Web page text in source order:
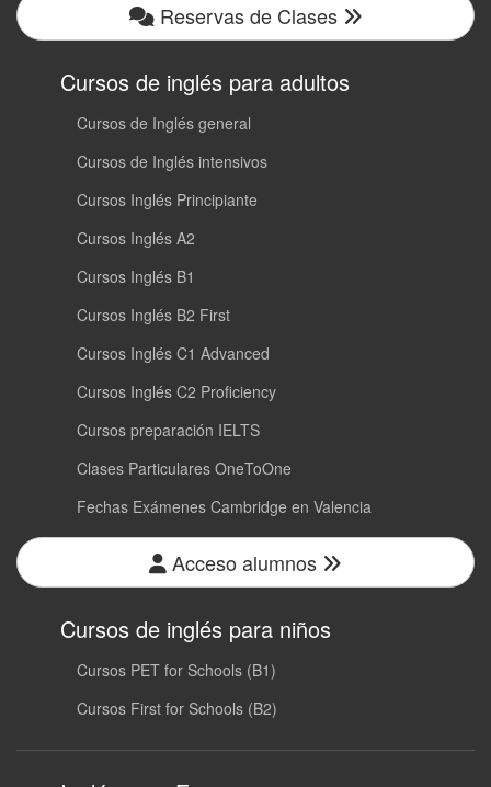
Reservas de Clases
Cursos de inglés para adultos
Cursos de Inglés general
Cursos de Inglés intensivos
Cursos Inglés Principiante
Cursos Inglés A2
Cursos Inglés B1
Cursos Inglés B2 First
Cursos Inglés C1 Advanced
Cursos Inglés C2 Proficiency
Cursos preparación IELTS
Clases Particulares OneToOne
Fechas Exámenes Cambridge en Valencia
Acceso alumnos
Cursos de inglés para niños
Cursos PET for Schools (B1)
Cursos First for Schools (B2)